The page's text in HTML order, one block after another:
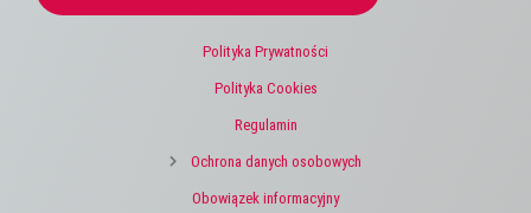
Polityka Prywatności
Polityka Cookies
Regulamin
Ochrona danych osobowych
Obowiązek informacyjny